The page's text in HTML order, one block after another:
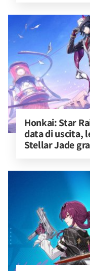
Honkai: Star
data di uscita,
Stellar Jade